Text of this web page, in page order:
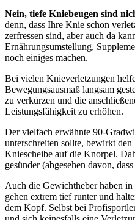
Nein, tiefe Kniebeugen sind
denn, dass Ihre Knie schon
zerfressen sind, aber auch da
Ernährungsumstellung,
noch einiges machen.
Bei vielen Knieverletzungen
Bewegungsausmaß langsam
zu verkürzen und die
Leistungsfähigkeit zu erhöhen.
Der vielfach erwähnte 90-
unterschreiten sollte, bewirkt
Kniescheibe auf die Knorpel.
gesünder (abgesehen davon,
Auch die Gewichtheber haben
gehen extrem tief runter und
dem Kopf. Selbst bei